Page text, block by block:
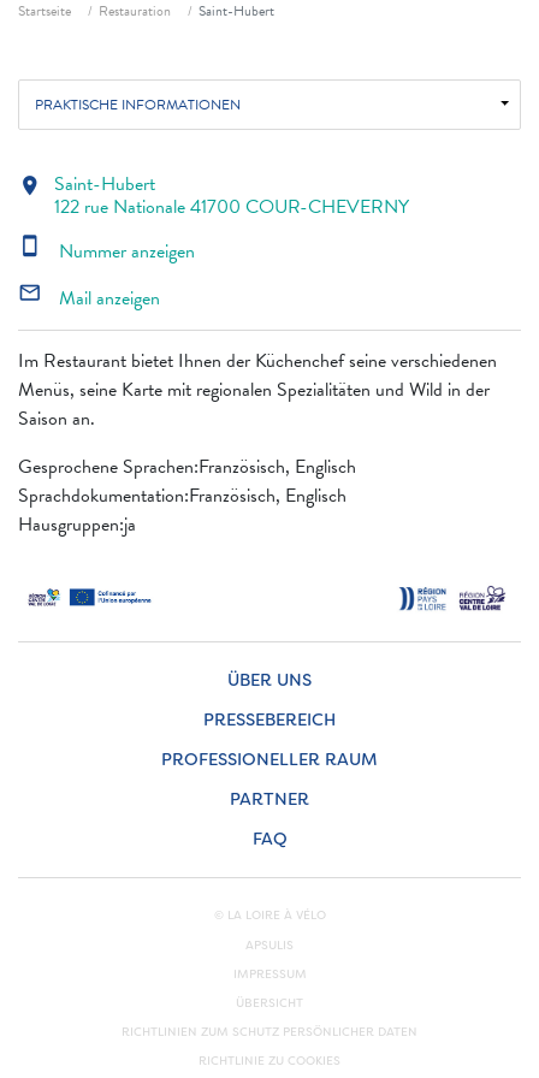
Startseite Restauration Saint-Hubert
PRAKTISCHE INFORMATIONEN
Im Restaurant bietet Ihnen der Küchenchef seine verschiedenen
Menüs, seine Karte mit regionalen Spezialitäten und Wild in der
Saison an.
Gesprochene Sprachen:Französisch, Englisch
Sprachdokumentation:Französisch, Englisch
Hausgruppen:ja
location_on Saint-Hubert
122 rue Nationale 41700 COUR-CHEVERNY
smartphone Nummer anzeigen
mail_outline Mail anzeigen
ÜBER UNS
PRESSEBEREICH
PROFESSIONELLER RAUM
PARTNER
FAQ
© LA LOIRE À VÉLO
APSULIS
IMPRESSUM
ÜBERSICHT
RICHTLINIEN ZUM SCHUTZ PERSÖNLICHER DATEN
RICHTLINIE ZU COOKIES